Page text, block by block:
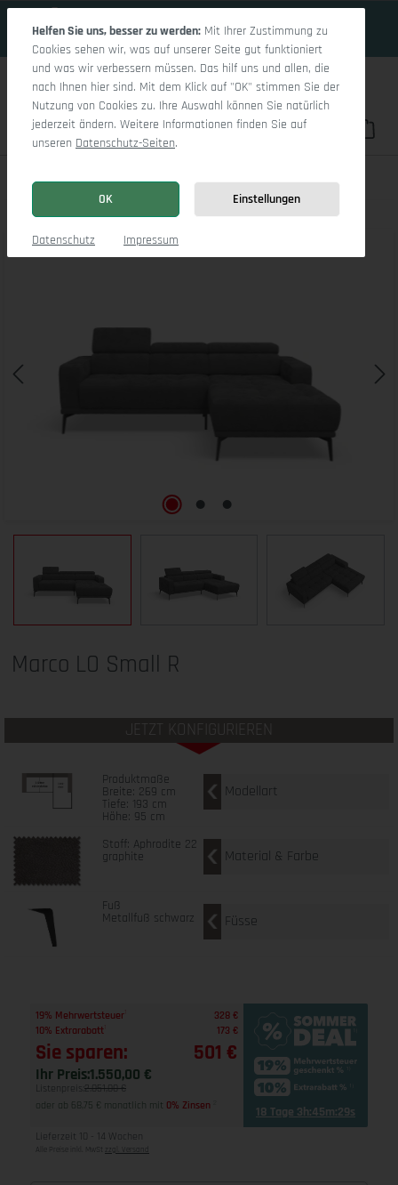
Du hast 0
Marco LO Small R
Bildergalerie überspringen
Marco LO Small R
JETZT KONFIGURIEREN
Produktmaße
Breite: 269 cm
Tiefe: 193 cm
Höhe: 95 cm
Modellart
Stoff: Aphrodite 22
graphite Material & Farbe
Fuß
Metallfuß schwarz Füsse
19% Mehrwertsteuer
328 €
10% Extrarabatt
173 €
Sie sparen: 501 €
Ihr Preis:1.550,00 €
Listenpreis: 2.051,00 €
oder ab 68,75 € monatlich mit 0% Zinsen 18 Tage 3h:45m:29s
Lieferzeit 10 - 14 Wochen
Alle Preise inkl. MwSt zzgl. Versand
Helfen Sie uns, besser zu werden: Mit Ihrer Zustimmung zu
Cookies sehen wir, was auf unserer Seite gut funktioniert
und was wir verbessern müssen. Das hilf uns und allen, die
nach Ihnen hier sind. Mit dem Klick auf "OK" stimmen Sie der
Nutzung von Cookies zu. Ihre Auswahl können Sie natürlich
jederzeit ändern. Weitere Informationen finden Sie auf
unseren Datenschutz-Seiten.
OK Einstellungen
Datenschutz Impressum